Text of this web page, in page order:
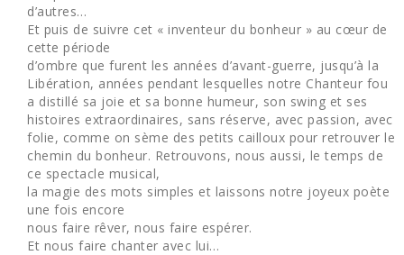
d’autres…
Et puis de suivre cet « inventeur du bonheur » au cœur de
cette période
d’ombre que furent les années d’avant-guerre, jusqu’à la
Libération, années pendant lesquelles notre Chanteur fou
a distillé sa joie et sa bonne humeur, son swing et ses
histoires extraordinaires, sans réserve, avec passion, avec
folie, comme on sème des petits cailloux pour retrouver le
chemin du bonheur. Retrouvons, nous aussi, le temps de
ce spectacle musical,
la magie des mots simples et laissons notre joyeux poète
une fois encore
nous faire rêver, nous faire espérer.
Et nous faire chanter avec lui…